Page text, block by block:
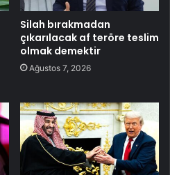
Silah bırakmadan
çıkarılacak af teröre teslim
olmak demektir
Ağustos 7, 2026